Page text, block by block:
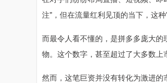
注"，但在流量红利见顶的当下，这种
而最令人看不懂的，是拼多多庞大
物。这个数字，甚至超过了大多数上
然而，这笔巨资并没有转化为激进